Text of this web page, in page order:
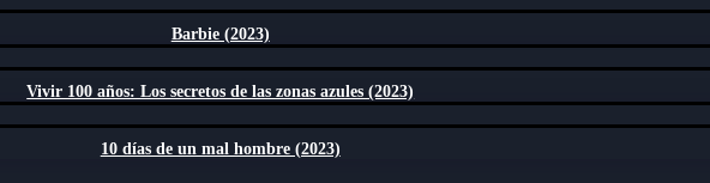
Barbie (2023)
Vivir 100 años: Los secretos de las zonas azules (2023)
10 días de un mal hombre (2023)